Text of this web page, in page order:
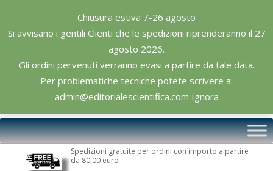
Chiusura estiva 7-26 agosto
Si avvisano i gentili Clienti che le spedizioni riprenderanno il 27
agosto 2026.
Gli ordini pervenuti verranno evasi a partire da tale data.
Per problematiche tecniche potete scrivere a:
admin@editorialescientifica.com Ignora
content
Editoriale
Scientifica
Primary
Navigation
Spedizioni gratuite per ordini con importo a partire
da 80,00 euro